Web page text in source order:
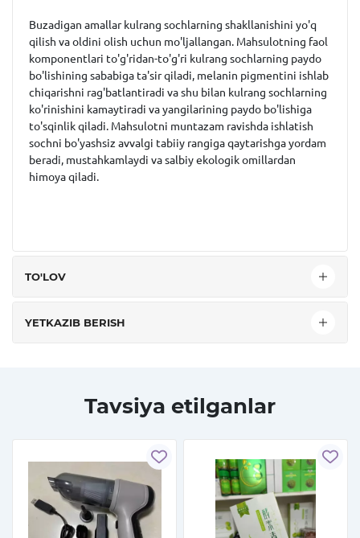
Buzadigan amallar kulrang sochlarning shakllanishini yo'q
qilish va oldini olish uchun mo'ljallangan. Mahsulotning faol
komponentlari to'g'ridan-to'g'ri kulrang sochlarning paydo
bo'lishining sababiga ta'sir qiladi, melanin pigmentini ishlab
chiqarishni rag'batlantiradi va shu bilan kulrang sochlarning
ko'rinishini kamaytiradi va yangilarining paydo bo'lishiga
to'sqinlik qiladi. Mahsulotni muntazam ravishda ishlatish
sochni bo'yashsiz avvalgi tabiiy rangiga qaytarishga yordam
beradi, mustahkamlaydi va salbiy ekologik omillardan
himoya qiladi.
TO'LOV
YETKAZIB BERISH
Tavsiya etilganlar